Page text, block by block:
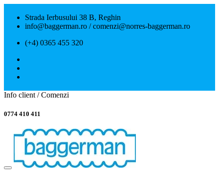
Strada Ierbusului 38 B, Reghin
info@baggerman.ro / comenzi@norres-baggerman.ro
(+4) 0365 455 320
Info client / Comenzi
0774 410 411